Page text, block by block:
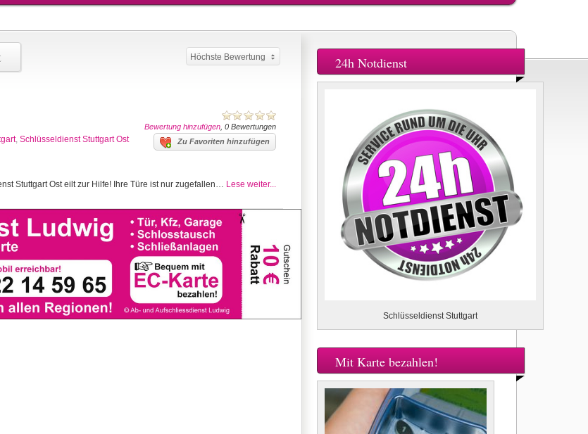
Höchste Bewertung
Bewertung hinzufügen , 0 Bewertungen
, Schlüsseldienst Stuttgart Ost Zu Favoriten hinzufügen
Stuttgart Ost eilt zur Hilfe! Ihre Türe ist nur zugefallen… Lese weiter...
24h Notdienst
Schlüsseldienst Stuttgart
Mit Karte bezahlen!